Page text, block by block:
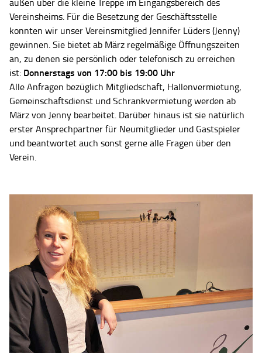
außen über die kleine Treppe im Eingangsbereich des
Vereinsheims. Für die Besetzung der Geschäftsstelle
konnten wir unser Vereinsmitglied Jennifer Lüders (Jenny)
gewinnen. Sie bietet ab März regelmäßige Öffnungszeiten
an, zu denen sie persönlich oder telefonisch zu erreichen
ist: Donnerstags von 17:00 bis 19:00 Uhr
Alle Anfragen bezüglich Mitgliedschaft, Hallenvermietung,
Gemeinschaftsdienst und Schrankvermietung werden ab
März von Jenny bearbeitet. Darüber hinaus ist sie natürlich
erster Ansprechpartner für Neumitglieder und Gastspieler
und beantwortet auch sonst gerne alle Fragen über den
Verein.